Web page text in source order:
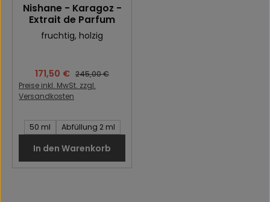
Nishane - Karagoz -
Extrait de Parfum
fruchtig, holzig
Verkaufspreis:
171,50 € Regulärer Preis:
245,00 €
Preise inkl. MwSt. zzgl.
Versandkosten
Inhalt des Artikel:
50 ml Abfüllung 2 ml
In den Warenkorb